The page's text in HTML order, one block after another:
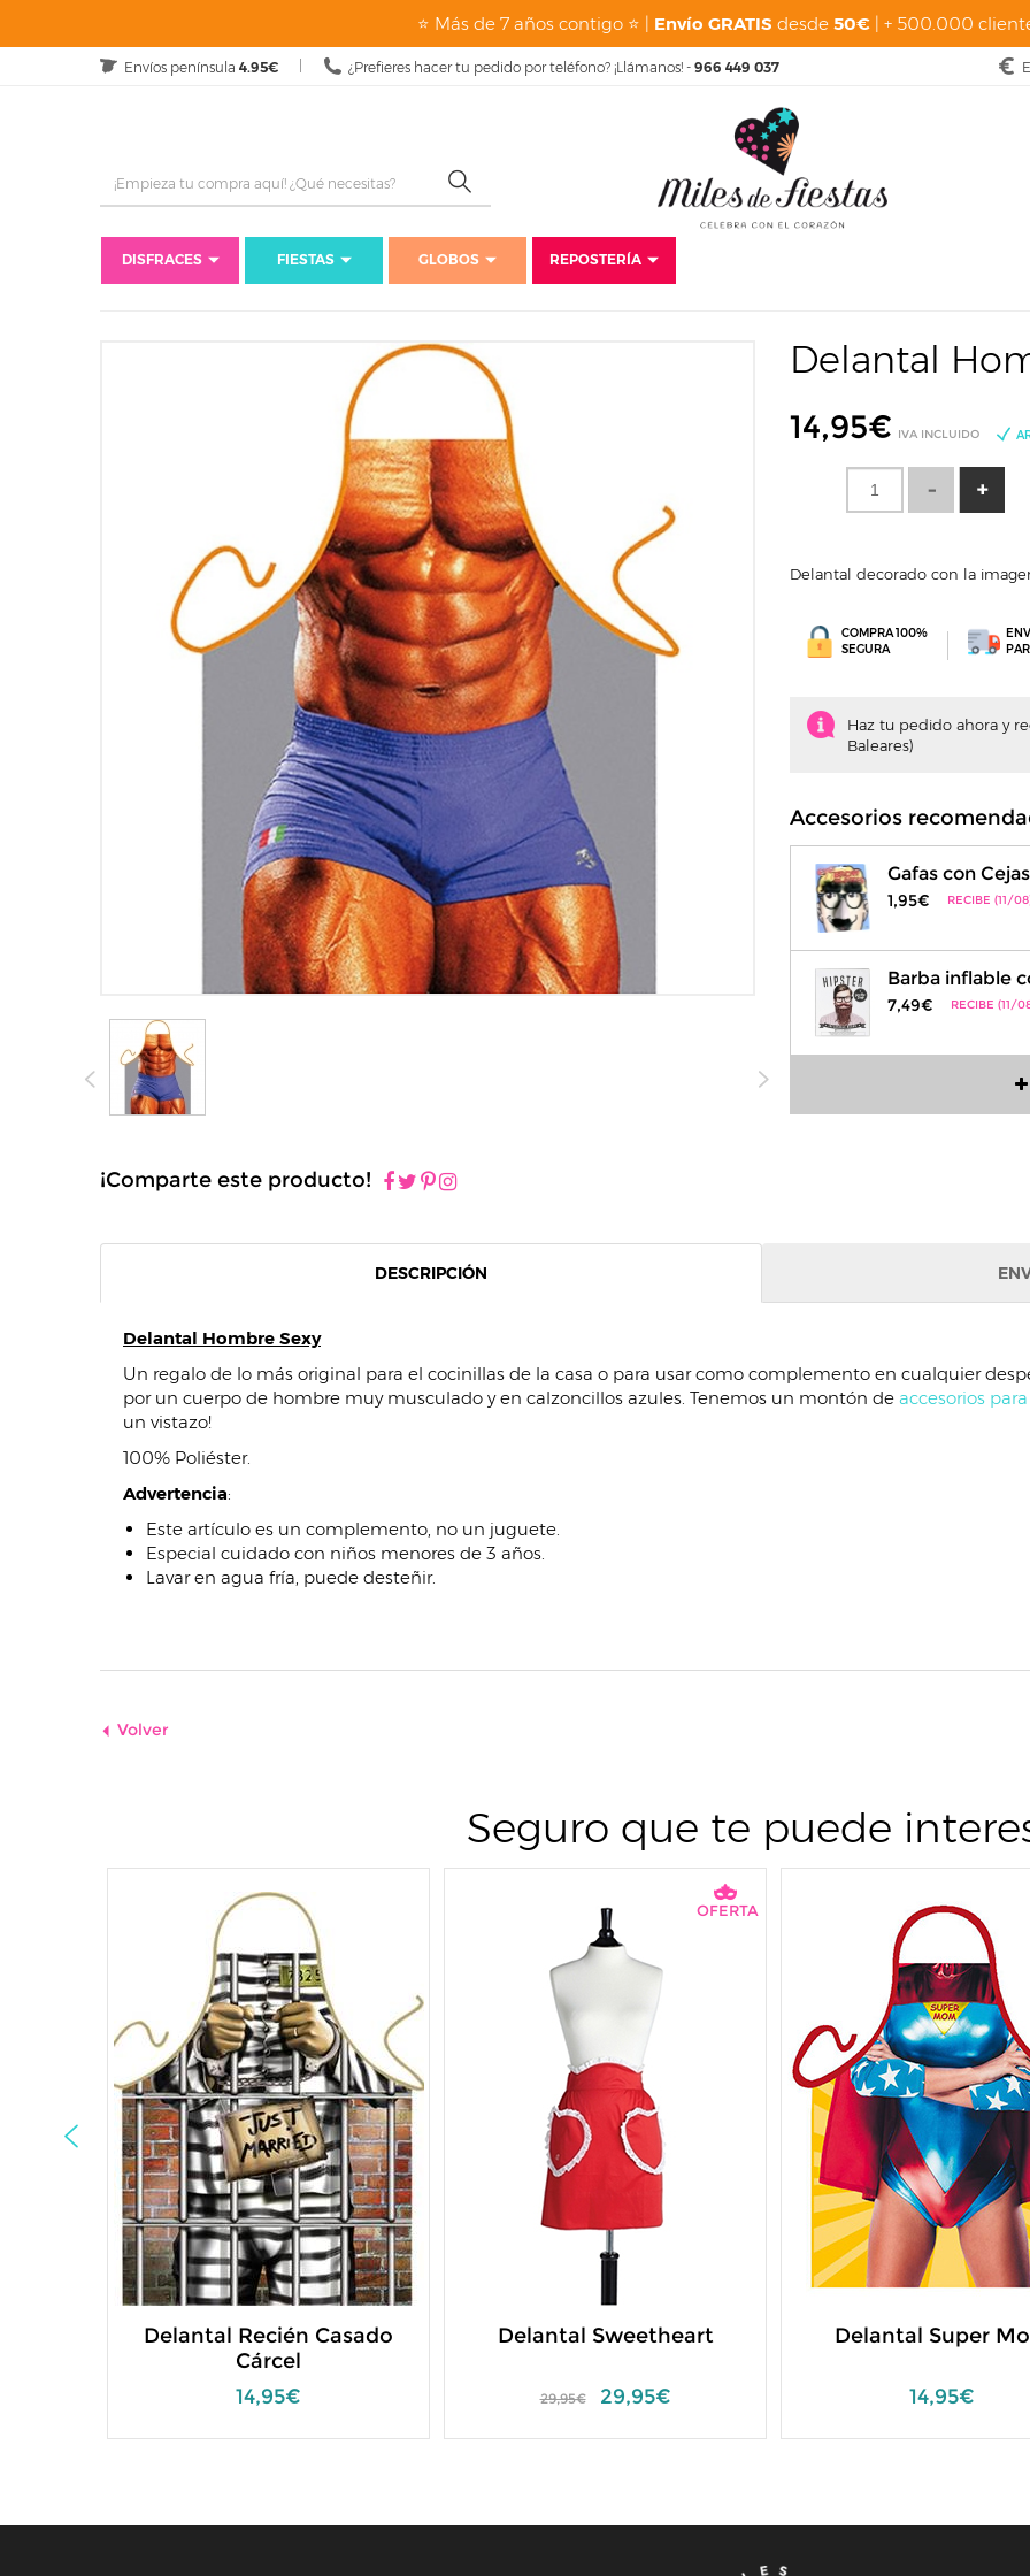
⭐ Más de 7 años contigo ⭐ | Envío GRATIS desde 50€ | + 500.000
Envíos península 4.95€ ¿Prefieres hacer tu pedido por teléfono? ¡Llámanos! - 966 449 037
DISFRACES FIESTAS GLOBOS
REPOSTERÍA
Inicio
Disfraces Complementos
¡Comparte este producto!
Delantal
14,95€ IVA INCLUIDO
Delantal decorado con la
COMPRA 100%
SEGURA
Haz tu pedido ahora y
Baleares)
Accesorios
Gafas con
1,95€ RECIBE (11/
Barba inflable
7,49€ RECIBE (11/
DESCRIPCIÓN
Delantal Hombre Sexy
Un regalo de lo más original para el cocinillas de la casa o para usar como complemento en cualquier
por un cuerpo de hombre muy musculado y en calzoncillos azules. Tenemos un montón de accesorios
un vistazo!
100% Poliéster.
Advertencia:
Este artículo es un complemento, no un juguete.
Especial cuidado con niños menores de 3 años.
Lavar en agua fría, puede desteñir.
Volver
Seguro que te puede
Delantal Recién Casado
Cárcel
14,95€
Delantal Sweetheart
29,95€ 29,95€
OFERTA
Delantal Super
14,95€